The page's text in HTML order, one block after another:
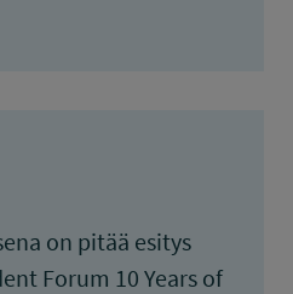
on pitää esitys
Forum 10 Years of